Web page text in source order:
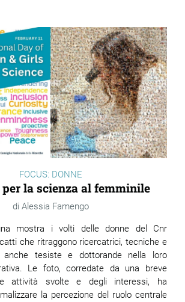
FOCUS: DONNE
la scienza al femminile
Alessia Famengo
mostra i volti delle donne del Cnr
che ritraggono ricercatrici, tecniche e
anche tesiste e dottorande nella loro
Le foto, corredate da una breve
attività svolte e degli interessi, ha
la percezione del ruolo centrale